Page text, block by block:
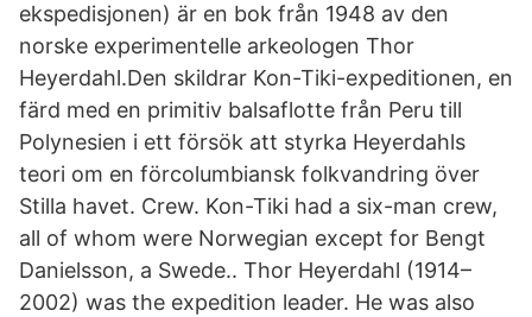
ekspedisjonen) är en bok från 1948 av den
norske experimentelle arkeologen Thor
Heyerdahl.Den skildrar Kon-Tiki-expeditionen, en
färd med en primitiv balsaflotte från Peru till
Polynesien i ett försök att styrka Heyerdahls
teori om en förcolumbiansk folkvandring över
Stilla havet. Crew. Kon-Tiki had a six-man crew,
all of whom were Norwegian except for Bengt
Danielsson, a Swede.. Thor Heyerdahl (1914–
2002) was the expedition leader. He was also